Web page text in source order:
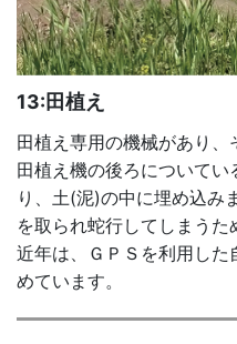
13:田植え
田植え専用の機械があり、
田植え機の後ろについて
り、土(泥)の中に埋め込み
を取られ蛇行してしまうた
近年は、ＧＰＳを利用し
めています。